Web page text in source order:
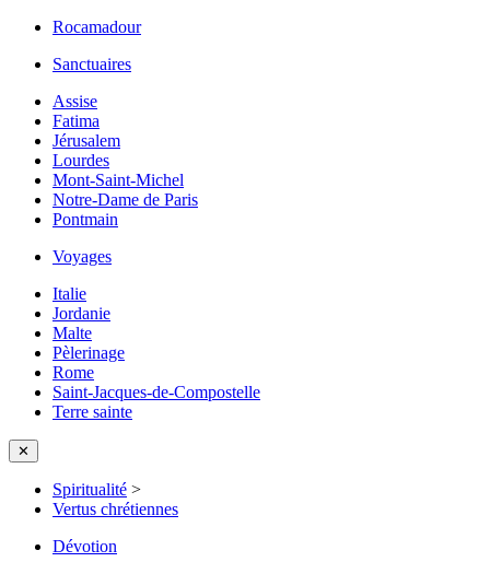
Rocamadour
Sanctuaires
Assise
Fatima
Jérusalem
Lourdes
Mont-Saint-Michel
Notre-Dame de Paris
Pontmain
Voyages
Italie
Jordanie
Malte
Pèlerinage
Rome
Saint-Jacques-de-Compostelle
Terre sainte
✕
Spiritualité >
Vertus chrétiennes
Dévotion